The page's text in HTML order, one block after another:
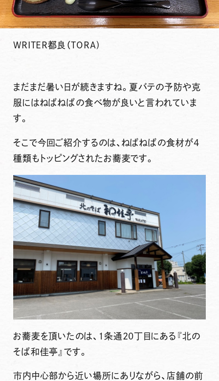
WRITER都良（TORA)
まだまだ暑い日が続きますね。夏バテの予防や克
服にはねばねばの食べ物が良いと言われていま
す。
そこで今回ご紹介するのは、ねばねばの食材が4
種類もトッピングされたお蕎麦です。
お蕎麦を頂いたのは、1条通20丁目にある 『北の
そば和佳亭』です。
市内中心部から近い場所にありながら、店舗の前